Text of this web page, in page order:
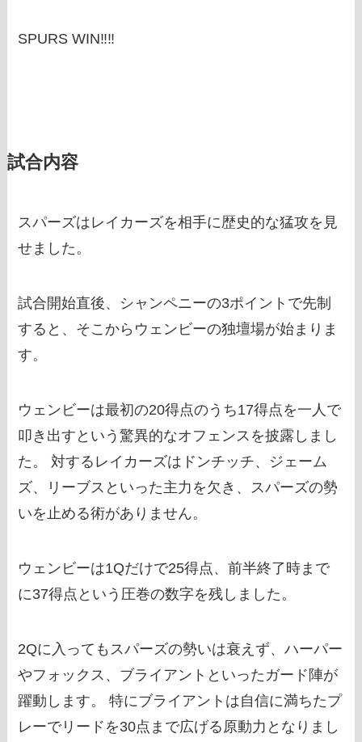
SPURS WIN‼‼
試合内容
スパーズはレイカーズを相手に歴史的な猛攻を見
せました。
試合開始直後、シャンペニーの3ポイントで先制
すると、そこからウェンビーの独壇場が始まりま
す。
ウェンビーは最初の20得点のうち17得点を一人で
叩き出すという驚異的なオフェンスを披露しまし
た。 対するレイカーズはドンチッチ、ジェーム
ズ、リーブスといった主力を欠き、スパーズの勢
いを止める術がありません。
ウェンビーは1Qだけで25得点、前半終了時まで
に37得点という圧巻の数字を残しました。
2Qに入ってもスパーズの勢いは衰えず、ハーパー
やフォックス、ブライアントといったガード陣が
躍動します。 特にブライアントは自信に満ちたプ
レーでリードを30点まで広げる原動力となりまし